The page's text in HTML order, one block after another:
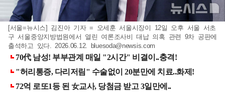
[서울=뉴시스] 김진아 기자 = 오세훈 서울시장이 12일 오후 서울 서초
구 서울중앙지방법원에서 열린 여론조사비 대납 의혹 관련 9차 공판에
출석하고 있다. 2026.06.12.
bluesoda@newsis.com